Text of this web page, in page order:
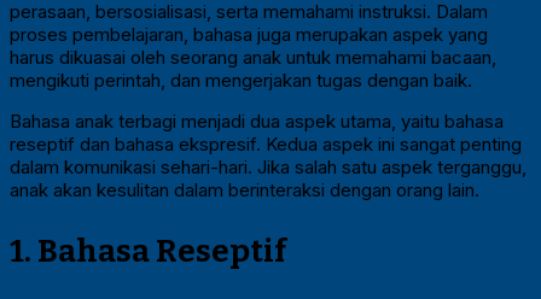
perasaan, bersosialisasi, serta memahami instruksi. Dalam
proses pembelajaran, bahasa juga merupakan aspek yang
harus dikuasai oleh seorang anak untuk memahami bacaan,
mengikuti perintah, dan mengerjakan tugas dengan baik.
Bahasa anak terbagi menjadi dua aspek utama, yaitu bahasa
reseptif dan bahasa ekspresif. Kedua aspek ini sangat penting
dalam komunikasi sehari-hari. Jika salah satu aspek terganggu,
anak akan kesulitan dalam berinteraksi dengan orang lain.
1. Bahasa Reseptif